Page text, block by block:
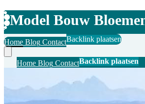
Model Bouw
Home Blog ContactBacklink plaatsen
HomeBlogContactBacklink plaatsen